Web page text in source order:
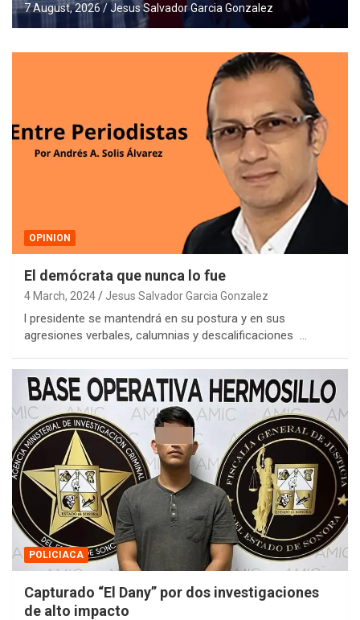
6 August, 2026 Jesus Salvador Garcia
OPINION
El demócrata que nunca lo fue
4 March, 2024 Jesus Salvador Garcia Gonzalez
l presidente se mantendrá en su postura y en sus
agresiones verbales, calumnias y descalificaciones …
POLICIACA
Capturado “El Dany” por dos investigaciones
de alto impacto